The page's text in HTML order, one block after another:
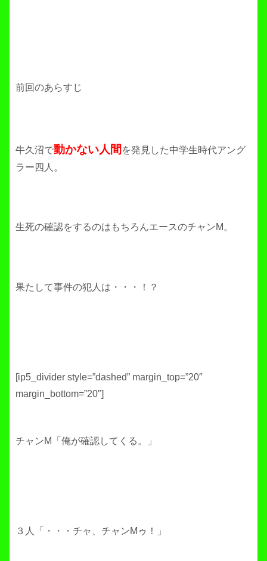
前回のあらすじ
牛久沼で動かない人間 を発見した中学生時代アング
ラー四人。
生死の確認をするのはもちろんエースのチャンM。
果たして事件の犯人は・・・！？
[ip5_divider style=”dashed” margin_top=”20″
margin_bottom=”20″]
チャンM「俺が確認してくる。」
３人「・・・チャ、チャンMゥ！」